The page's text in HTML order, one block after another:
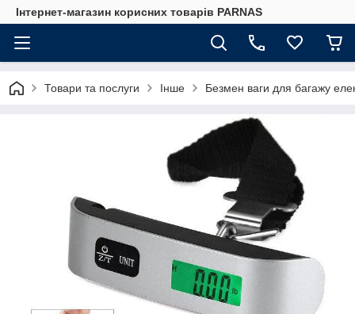
Інтернет-магазин корисних товарів PARNAS
Товари та послуги Інше Безмен ваги для багажу